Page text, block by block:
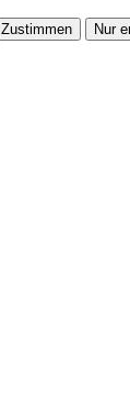
Zustimmen Nur